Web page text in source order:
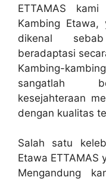
ETTAMAS
Kambing Etawa,
dikenal
beradaptasi
Kambing-
sangatlah
kesejahteraan
dengan kualitas
Salah satu
Etawa ETTAMAS
Mengandung